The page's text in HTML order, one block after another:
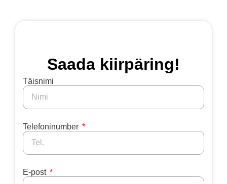
Saada kiirpäring!
Täisnimi
Telefoninumber
E-post